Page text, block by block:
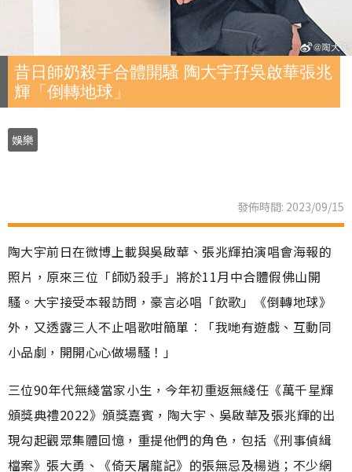
昔日師奶殺手合體開騷 陶大宇孖吳啟華張兆
輝「倒轉地球」
娛樂
發佈時間: 2023/09/15
陶大宇前日在微博上載與吳啟華、張兆輝拍演唱會海報的
照片，原來三位「師奶殺手」將於11月中合體假佛山開
騷。大宇接受本報訪問，豪言必唱「飲歌」《倒轉地球》
外，又透露三人不止唱歌咁簡單︰「我哋有遊戲、互動同
小品劇，開開心心做場騷！」
三位90年代無綫當家小生，今年初重返無綫任《萬千星輝
頒獎典禮2022》頒獎嘉賓，陶大宇、吳啟華及張兆輝的出
現勾起觀眾集體回憶，重提他們的角色，包括《刑事偵緝
檔案》張大勇、《倚天屠龍記》的張無忌及楊逍；不少網